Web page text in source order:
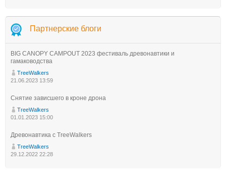
Партнерские блоги
BIG CANOPY CAMPOUT 2023 фестиваль древонавтики и
гамаководства
TreeWalkers
21.06.2023 13:59
Снятие зависшего в кроне дрона
TreeWalkers
01.01.2023 15:00
Древонавтика с TreeWalkers
TreeWalkers
29.12.2022 22:28